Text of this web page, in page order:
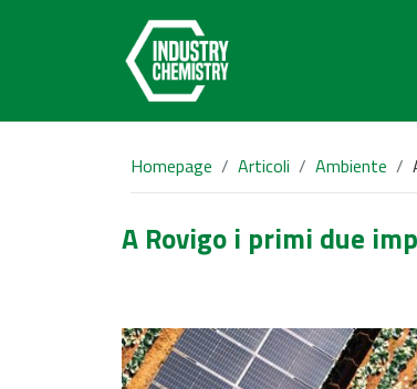
Homepage Articoli Ambiente
A Rovigo i primi due